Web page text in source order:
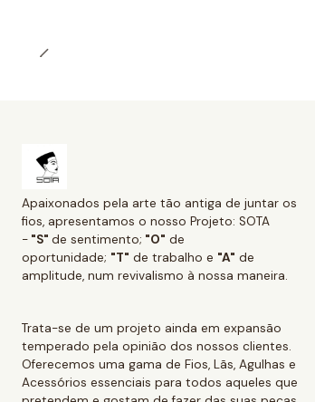
Apaixonados pela arte tão antiga de juntar os
fios, apresentamos o nosso Projeto: SOTA
- "S" de sentimento; "O" de
oportunidade; "T" de trabalho e "A" de
amplitude, num revivalismo à nossa maneira.
Trata-se de um projeto ainda em expansão
temperado pela opinião dos nossos clientes.
Oferecemos uma gama de Fios, Lãs, Agulhas e
Acessórios essenciais para todos aqueles que